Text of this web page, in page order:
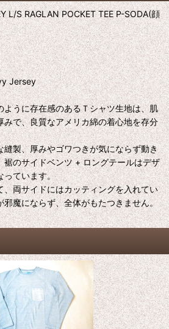
L/S RAGLAN POCKET TEE P-SODA(顔
Jersey
ように存在感のあるＴシャツ生地は、肌
みで、良質なアメリカ綿の着心地を存分
縫製、厚みやゴワつきが気にならず動き
裾のサイドベンツ + ロングテールはデザ
っています。
、両サイドにはカッティングを入れてい
邪魔にならず、全体がもたつきません。